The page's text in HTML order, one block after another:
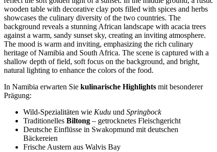
In Namibia erwarten Sie kulinarische Highlights mit besonderer
Prägung:
Wild-Spezialitäten wie Kudu und Springbock
Traditionelles Biltong – getrocknetes Fleischgericht
Deutsche Einflüsse in Swakopmund mit deutschen
Bäckereien
Frische Austern aus Walvis Bay